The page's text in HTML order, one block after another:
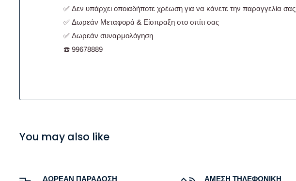
✅ Δεν υπάρχει οποιαδήποτε χρέωση για να κάνετε την παραγγελία σας
✅ Δωρεάν Μεταφορά & Είσπραξη στο σπίτι σας
✅ Δωρεάν συναρμολόγηση
☎️ 99678889
You may also like
ΔΩΡΕΑΝ ΠΑΡΑΔΟΣΗ ΑΜΕΣΗ ΤΗΛΕΦΩΝΙΚΗ